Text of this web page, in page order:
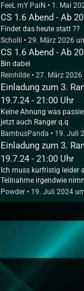
FeeL mY PaiN
1. Mai
CS 1.6 Abend - Ab
Findet das heute statt ??
Scholli
29. März 2026
CS 1.6 Abend - Ab
Bin dabei
Reinhilde
27. März
Einladung zum 3.
19.7.24 - 21:00 Uhr
Keine Ahnung was
jetzt auch Ranger q.q
BambusPanda
19. Juli
Einladung zum 3.
19.7.24 - 21:00 Uhr
Ich muss kurfristig leider
Teilnahme irgendwie
Powder
19. Juli 2024